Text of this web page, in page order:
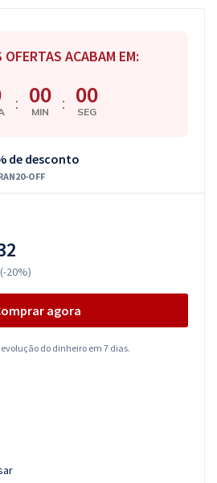
OFERTAS ACABAM EM:
: 00
MIN : 00
SEG
de desconto
OFF
20%)
agora
do dinheiro em 7 dias.